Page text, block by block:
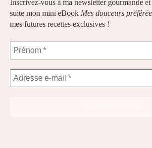
Inscrivez-vous à ma newsletter gourmande
suite mon mini eBook Mes douceurs
mes futures recettes exclusives !